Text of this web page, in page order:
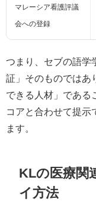
マレーシア看護評議
会への登録
つまり、セブの語学
証」そのものではあ
できる人材」である
コアと合わせて提示
ます。
KLの医療関
イ方法